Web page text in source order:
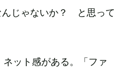
んじゃないか？ と思って
ネット感がある。「ファ